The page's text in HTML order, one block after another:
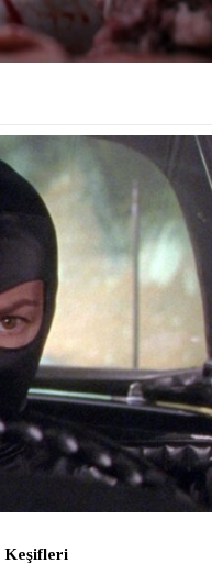
Keşifleri